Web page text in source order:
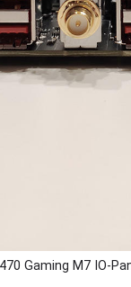
Gaming M7 IO-